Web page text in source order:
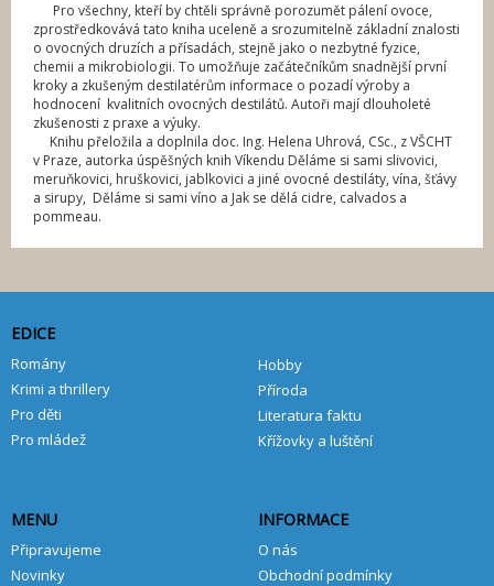
Pro všechny, kteří by chtěli správně porozumět pálení ovoce,
zprostředkovává tato kniha uceleně a srozumitelně základní znalosti
o ovocných druzích a přísadách, stejně jako o nezbytné fyzice,
chemii a mikrobiologii. To umožňuje začátečníkům snadnější první
kroky a zkušeným destilatérům informace o pozadí výroby a
hodnocení kvalitních ovocných destilátů. Autoři mají dlouholeté
zkušenosti z praxe a výuky.
Knihu přeložila a doplnila doc. Ing. Helena Uhrová, CSc., z VŠCHT
v Praze, autorka úspěšných knih Víkendu Děláme si sami slivovici,
meruňkovici, hruškovici, jablkovici a jiné ovocné destiláty, vína, šťávy
a sirupy, Děláme si sami víno a Jak se dělá cidre, calvados a
pommeau.
EDICE
Romány
Krimi a thrillery
Pro děti
Pro mládež
Hobby
Příroda
Literatura faktu
Křížovky a luštění
MENU
Připravujeme
Novinky
INFORMACE
O nás
Obchodní podmínky